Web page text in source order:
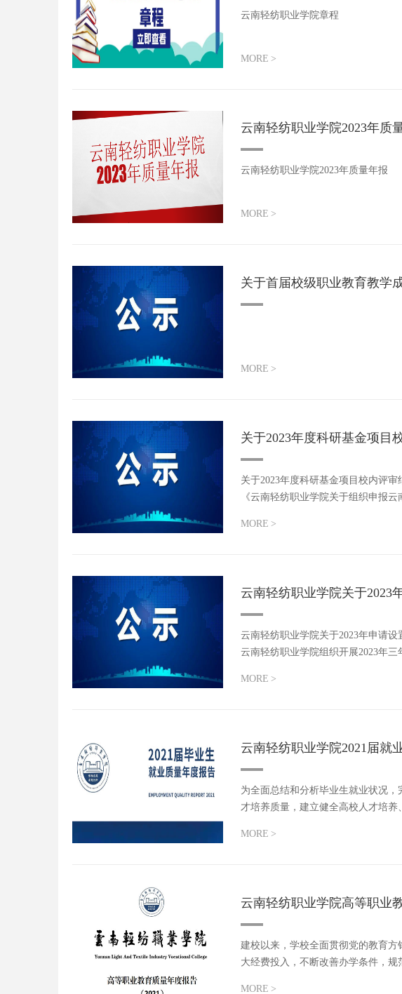
云南轻纺职业学院章程
MORE >
云南轻纺职业学院2023年质
云南轻纺职业学院2023年质量年报
MORE >
关于首届校级职业教育教学
MORE >
关于2023年度科研基金项目
关于2023年度科研基金项目校内评
《云南轻纺职业学院关于组织申报
MORE >
云南轻纺职业学院关于2023
云南轻纺职业学院关于2023年申请
云南轻纺职业学院组织开展2023年
MORE >
云南轻纺职业学院2021届就
为全面总结和分析毕业生就业状况
才培养质量，建立健全高校人才培
MORE >
云南轻纺职业学院高等职业
建校以来，学校全面贯彻党的教育
大经费投入，不断改善办学条件，
MORE >